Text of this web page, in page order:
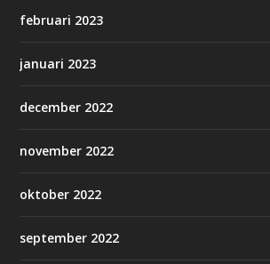
februari 2023
januari 2023
december 2022
november 2022
oktober 2022
september 2022